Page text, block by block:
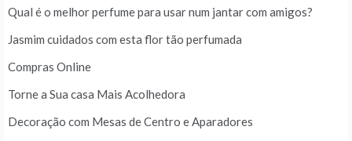
Qual é o melhor perfume para usar num jantar com amigos?
Jasmim cuidados com esta flor tão perfumada
Compras Online
Torne a Sua casa Mais Acolhedora
Decoração com Mesas de Centro e Aparadores